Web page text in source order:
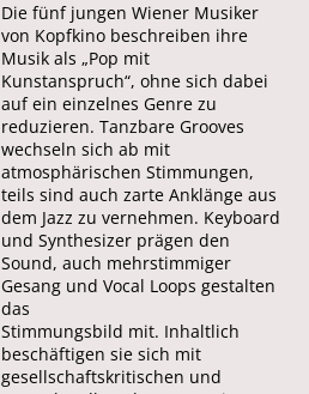
Die fünf jungen Wiener Musiker
von Kopfkino beschreiben ihre
Musik als „Pop mit
Kunstanspruch“, ohne sich dabei
auf ein einzelnes Genre zu
reduzieren. Tanzbare Grooves
wechseln sich ab mit
atmosphärischen Stimmungen,
teils sind auch zarte Anklänge aus
dem Jazz zu vernehmen. Keyboard
und Synthesizer prägen den
Sound, auch mehrstimmiger
Gesang und Vocal Loops gestalten
das
Stimmungsbild mit. Inhaltlich
beschäftigen sie sich mit
gesellschaftskritischen und